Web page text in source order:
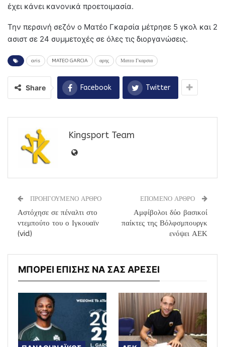
έχει κάνει κανονικά προετοιμασία.
Την περσινή σεζόν ο Ματέο Γκαρσία μέτρησε 5 γκολ και 2
ασιστ σε 24 συμμετοχές σε όλες τις διοργανώσεις.
aris MATEO GARCIA αρης Ματεο Γκαρσια
Share Facebook Twitter
Kingsport Team
ΠΡΟΗΓΟΥΜΕΝΟ ΑΡΘΡΟ
Αστόχησε σε πέναλτι στο
ντεμπούτο του ο Ιγκουαϊν
(vid)
ΕΠΟΜΕΝΟ ΑΡΘΡΟ
Αμφίβολοι δύο βασικοί
παίκτες της Βόλφσμπουργκ
ενόψει ΑΕΚ
ΜΠΟΡΕΙ ΕΠΙΣΗΣ ΝΑ ΣΑΣ ΑΡΕΣΕΙ